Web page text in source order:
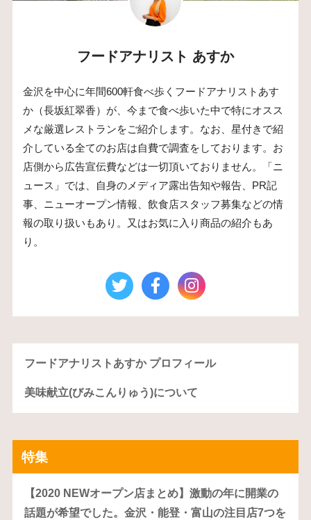
フードアナリスト あすか
金沢を中心に年間600軒食べ歩くフードアナリストあす
か（長坂紅翠香）が、今まで食べ歩いた中で特にオスス
メな厳選レストランをご紹介します。なお、星付きで紹
介している全てのお店は自費で調査をしております。お
店側から広告宣伝費などは一切頂いておりません。「ニ
ュース」では、自身のメディア露出告知や報告、PR記
事、ニューオープン情報、飲食店スタッフ募集などの情
報の取り扱いもあり。又はお気に入り商品の紹介もあ
り。
フードアナリストあすか プロフィール
美味献立(びみこんりゅう)について
特集
【2020 NEWオープン店まとめ】激動の年に開業の
話題が希望でした。金沢・能登・富山の注目店7つを